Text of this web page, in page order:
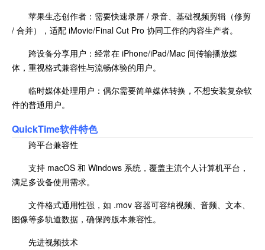
苹果生态创作者：需要快速录屏 / 录音、基础视频剪辑（修剪
/ 合并），适配 iMovie/Final Cut Pro 协同工作的内容生产者。
跨设备分享用户：经常在 iPhone/iPad/Mac 间传输播放媒
体，重视格式兼容性与流畅体验的用户。
临时媒体处理用户：偶尔需要简单媒体转换，不想安装复杂软
件的普通用户。
QuickTime软件特色
跨平台兼容性
支持 macOS 和 Windows 系统，覆盖主流个人计算机平台，
满足多设备使用需求。
文件格式通用性强，如 .mov 容器可容纳视频、音频、文本、
图像等多轨道数据，确保跨版本兼容性。
先进视频技术